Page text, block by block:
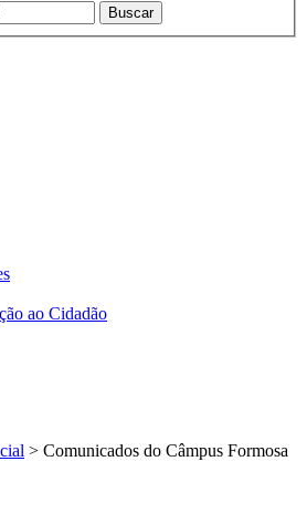
Buscar
ao Cidadão
> Comunicados do Câmpus Formosa